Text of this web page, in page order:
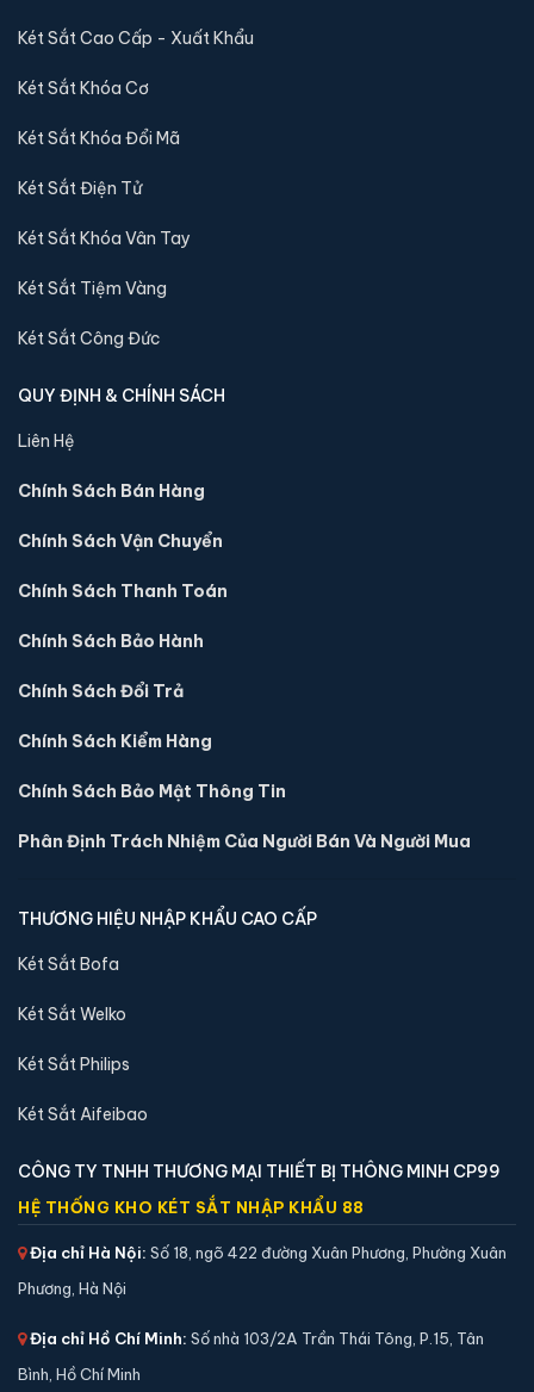
tới quý khách
Sản phẩm cùng dòng Két sắt Aifeibao
Khám phá thêm các mẫu thuộc dòng
so sánh kích thước, công nghệ khoá và mức giá trước khi đặt
hàng.
Két sắt mini Aifeibao HK-MD-25II-QCZ vân tay
📐 Kích thước:26 x 35 x 28 cm
⚖️ Trọng lượng:11 kg
🛡️ Bảo hành:36 tháng
2,900,000 đ
Két sắt mini Aifeibao HK-MD-30-BL vân tay chính
hãng
📐 Kích thước:31.5 x 38 x 32 cm
⚖️ Trọng lượng:
🔒 Khoá:Khóa vân tay
🛡️ Bảo hành:
Két Sắt Cao Cấp - Xuất Khẩu
Két Sắt Khóa Cơ
Két Sắt Khóa Đổi Mã
Két Sắt Điện Tử
Két Sắt Khóa Vân Tay
Két Sắt Tiệm Vàng
Két Sắt Công Đức
QUY ĐỊNH & CHÍNH SÁCH
Liên Hệ
Chính Sách Bán Hàng
Chính Sách Vận Chuyển
Chính Sách Thanh Toán
Chính Sách Bảo Hành
Chính Sách Đổi Trả
Chính Sách Kiểm Hàng
Chính Sách Bảo Mật Thông Tin
Phân Định Trách Nhiệm Của Người Bán Và Người Mua
THƯƠNG HIỆU NHẬP KHẨU CAO CẤP
Két Sắt Bofa
Két Sắt Welko
Két Sắt Philips
Két Sắt Aifeibao
CÔNG TY TNHH THƯƠNG MẠI THIẾT BỊ THÔNG MINH CP99
HỆ THỐNG KHO KÉT SẮT NHẬP KHẨU 88
Địa chỉ Hà Nội: Số 18, ngõ 422 đường Xuân Phương, Phường Xuân
Phương, Hà Nội
Địa chỉ Hồ Chí Minh: Số nhà 103/2A Trần Thái Tông, P.15, Tân
Bình, Hồ Chí Minh